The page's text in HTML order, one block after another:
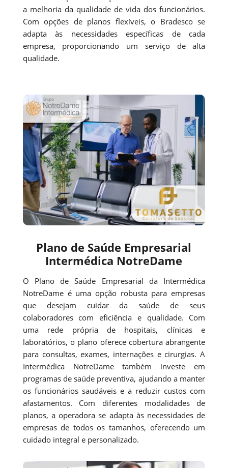
a melhoria da qualidade de vida dos funcionários.
Com opções de planos flexíveis, o Bradesco se
adapta às necessidades específicas de cada
empresa, proporcionando um serviço de alta
qualidade.
Plano de Saúde Empresarial
Intermédica NotreDame
O Plano de Saúde Empresarial da Intermédica
NotreDame é uma opção robusta para empresas
que desejam cuidar da saúde de seus
colaboradores com eficiência e qualidade. Com
uma rede própria de hospitais, clínicas e
laboratórios, o plano oferece cobertura abrangente
para consultas, exames, internações e cirurgias. A
Intermédica NotreDame também investe em
programas de saúde preventiva, ajudando a manter
os funcionários saudáveis e a reduzir custos com
afastamentos. Com diferentes modalidades de
planos, a operadora se adapta às necessidades de
empresas de todos os tamanhos, oferecendo um
cuidado integral e personalizado.